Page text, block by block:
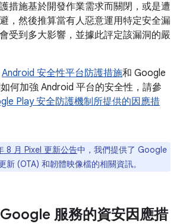
措施基於開發作業需求而關閉，或是遭
，然後推算當有人惡意運用特定安全漏
受到多大影響，並據此評定該漏洞的嚴
Android 安全性平台防護措施和 Google
何加強 Android 平台的安全性，請參
Play 安全防護機制所提供的因應措
8 月 Pixel 更新公告中，我們提供了 Google
新 (OTA) 和韌體映像檔的相關資訊。
服務的資安因應措